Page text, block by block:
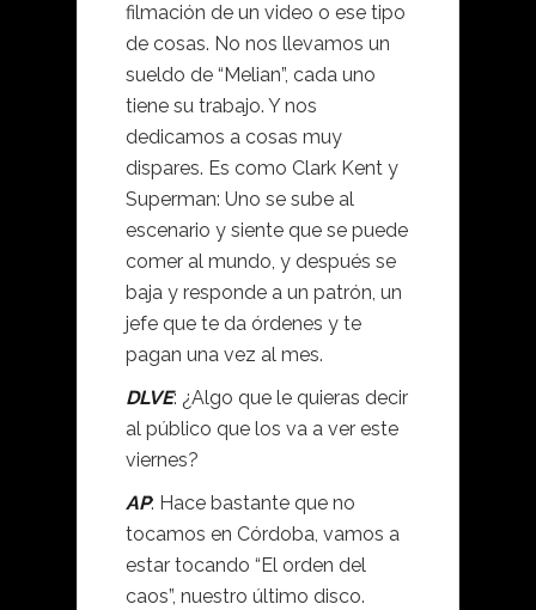
filmación de un video o ese tipo
de cosas. No nos llevamos un
sueldo de “Melian”, cada uno
tiene su trabajo. Y nos
dedicamos a cosas muy
dispares. Es como Clark Kent y
Superman: Uno se sube al
escenario y siente que se puede
comer al mundo, y después se
baja y responde a un patrón, un
jefe que te da órdenes y te
pagan una vez al mes.
DLVE: ¿Algo que le quieras decir
al público que los va a ver este
viernes?
AP: Hace bastante que no
tocamos en Córdoba, vamos a
estar tocando “El orden del
caos”, nuestro último disco.